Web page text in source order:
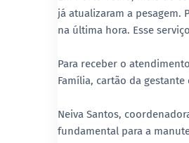
já atualizaram a pesagem.
na última hora. Esse
Para receber o
Família, cartão da
Neiva Santos,
fundamental para a